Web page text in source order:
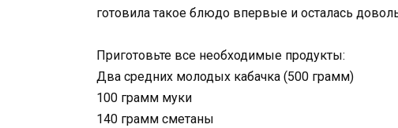
готовила такое блюдо впервые и осталась
Приготовьте все необходимые продукты:
Два средних молодых кабачка (500 грамм)
100 грамм муки
140 грамм сметаны